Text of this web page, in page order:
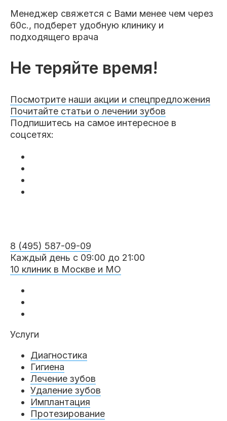
Менеджер свяжется с Вами менее чем через
60с., подберет удобную клинику и
подходящего врача
Не теряйте время!
Посмотрите наши акции и спецпредложения
Почитайте статьи о лечении зубов
Подпишитесь на самое интересное в
соцсетях:
8 (495) 587-09-09
Каждый день с 09:00 до 21:00
10 клиник в Москве и МО
Услуги
Диагностика
Гигиена
Лечение зубов
Удаление зубов
Имплантация
Протезирование